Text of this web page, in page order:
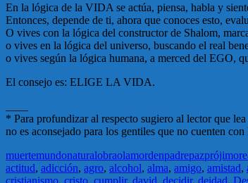
En la lógica de la VIDA se actúa, piensa, habla y
Entonces, depende de ti, ahora que conoces esto,
O vives con la lógica del constructor de Shalom,
o vives en la lógica del universo, buscando el real
o vives según la lógica humana, a merced del EGO,
El consejo es: ELIGE LA VIDA.
* Para profundizar al respecto sugiero al lector que
no es aconsejado para los gentiles que no cuenten
muertemundonaturalobraolamordenpadrepazprójimo
actitud, adicción, agro, alcohol, alma, amigo, amistad,
cristianismo, cristo, cumplir, david, decidir, deidad,